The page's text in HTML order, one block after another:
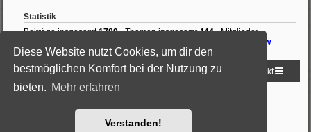
Diese Website nutzt Cookies, um dir den
bestmöglichen Komfort bei der Nutzung zu
bieten. Mehr erfahren
Verstanden!
Statistik
Beiträge insgesamt1789• Themen insgesamt444• Mitglieder
Grigorij Chruschtschow
Startseite Foren-Übersicht Kontakt
Powered byphpBB® Forum Software © phpBB Limited
Nutzungsbedingungen